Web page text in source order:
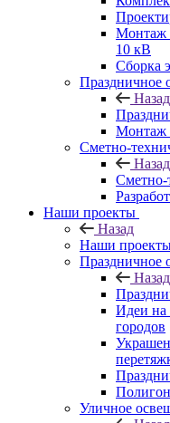
Монтаж
10 кВ
Сборка
Праздничное
Назад
Монтаж
Сметно-
Назад
Сметно-
Наши проекты
Назад
Наши
Праздничное
Назад
Идеи на
городов
Уличное